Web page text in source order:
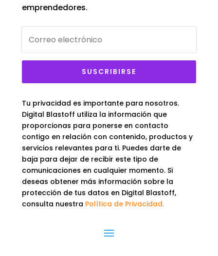
emprendedores.
SUSCRIBIRSE
Tu privacidad es importante para nosotros.
Digital Blastoff utiliza la información que
proporcionas para ponerse en contacto
contigo en relación con contenido, productos y
servicios relevantes para ti. Puedes darte de
baja para dejar de recibir este tipo de
comunicaciones en cualquier momento. Si
deseas obtener más información sobre la
protección de tus datos en Digital Blastoff,
consulta nuestra Política de Privacidad.